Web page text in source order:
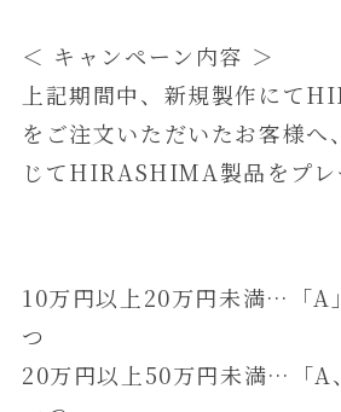
＜ キャンペーン内容 ＞
上記期間中、新規製作にて
をご注文いただいたお客様へ
じてHIRASHIMA製品をプレ
10万円以上20万円未満…「A
つ
20万円以上50万円未満…「A